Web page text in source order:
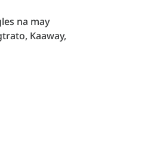
na may
Kaaway,